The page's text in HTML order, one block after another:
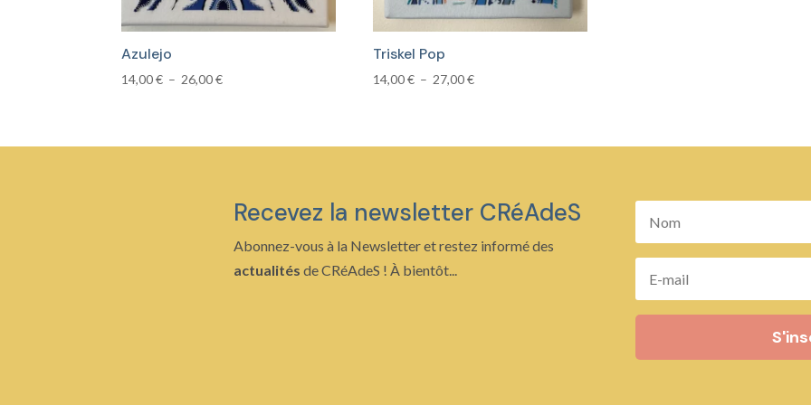
Azulejo
14,00€ – 26,00€Plage
Triskel Pop
14,00€ – 27,00€Plage
Recevez la newsletter CRéAdeS
Abonnez-vous à la Newsletter et restez informé des
actualités de CRéAdeS ! À bientôt...